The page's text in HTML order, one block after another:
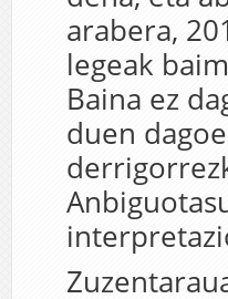
arabera,
legeak
Baina ez
duen